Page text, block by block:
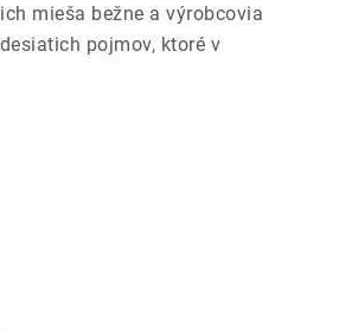
mieša bežne a výrobcovia
pojmov, ktoré v